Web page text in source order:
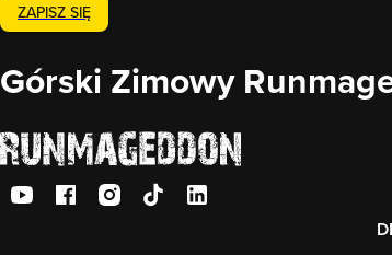
ZAPISZ SIĘ
Górski Zimowy